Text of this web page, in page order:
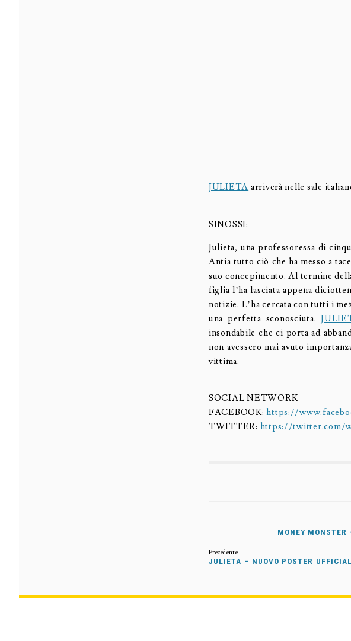
JULIETA arriverà nelle sale
SINOSSI:
Julieta, una professoressa di
Antia tutto ciò che ha messo a
suo concepimento. Al termine
figlia l’ha lasciata appena
notizie. L’ha cercata con tutti i
una perfetta sconosciuta.
insondabile che ci porta ad
non avessero mai avuto
vittima.
SOCIAL NETWORK
FACEBOOK:https://
TWITTER: https://twitter.com/
MONEY
JULIETA – NUOVO POSTER